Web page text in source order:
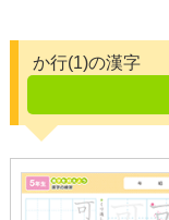
か行(1)の漢字